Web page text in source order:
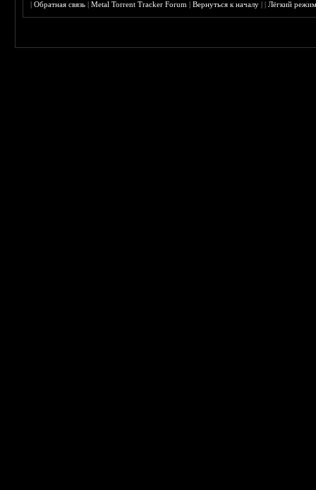
|Обратная связь |Metal Torrent Tracker Forum |Вернуться к началу ||Лёгкий